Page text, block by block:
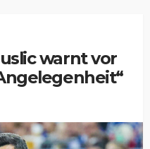
warnt vor